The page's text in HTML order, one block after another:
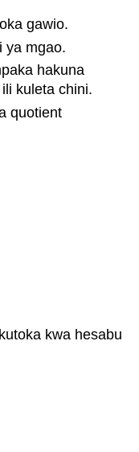
gawio.
ya mgao.
hakuna
kuleta chini.
quotient
kwa hesabu